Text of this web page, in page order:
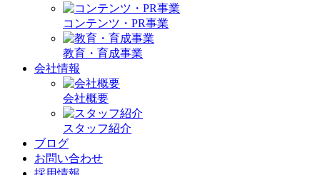
コンテンツ・PR事業
教育・育成事業
会社情報
会社概要
スタッフ紹介
ブログ
お問い合わせ